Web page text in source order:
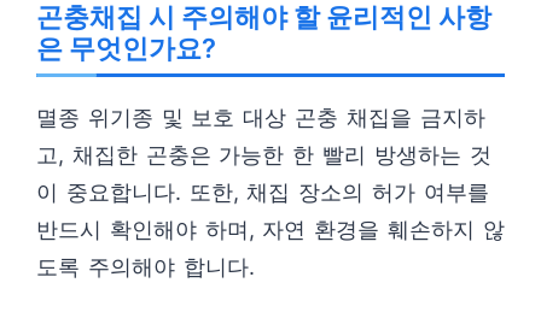
곤충채집 시 주의해야 할 윤리적인 사항
은 무엇인가요?
멸종 위기종 및 보호 대상 곤충 채집을 금지하
고, 채집한 곤충은 가능한 한 빨리 방생하는 것
이 중요합니다. 또한, 채집 장소의 허가 여부를
반드시 확인해야 하며, 자연 환경을 훼손하지 않
도록 주의해야 합니다.